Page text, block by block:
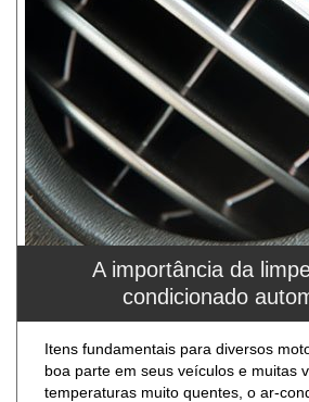
A importância da
condicionado
Itens fundamentais para diversos
boa parte em seus veículos e muitas
temperaturas muito quentes, o ar-